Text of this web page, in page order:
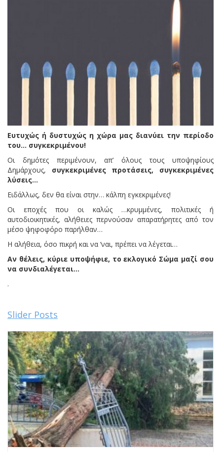
Ευτυχώς ή δυστυχώς η χώρα μας διανύει την περίοδο
του… συγκεκριμένου!
Οι δημότες περιμένουν, απ’ όλους τους υποψηφίους
Δημάρχους, συγκεκριμένες προτάσεις, συγκεκριμένες
λύσεις…
Ειδάλλως, δεν θα είναι στην… κάλπη εγκεκριμένες!
Οι εποχές που οι καλώς …κρυμμένες, πολιτικές ή
αυτοδιοικητικές, αλήθειες περνούσαν απαρατήρητες από τον
μέσο ψηφοφόρο παρήλθαν…
Η αλήθεια, όσο πικρή και να ‘ναι, πρέπει να λέγεται…
Αν θέλεις, κύριε υποψήφιε, το εκλογικό Σώμα μαζί σου
να συνδιαλέγεται…
.
Slider Posts